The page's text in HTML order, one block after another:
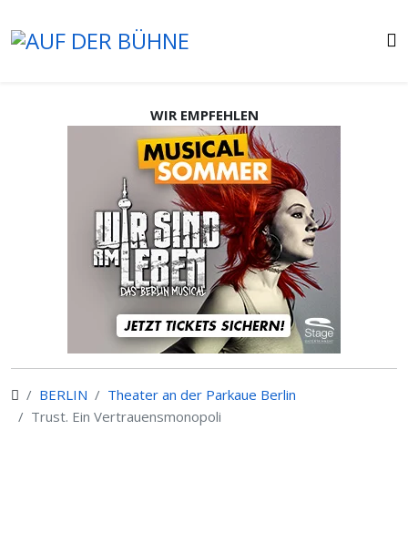
WIR EMPFEHLEN
BERLIN
Theater an der Parkaue Berlin
Trust. Ein Vertrauens­monopoli